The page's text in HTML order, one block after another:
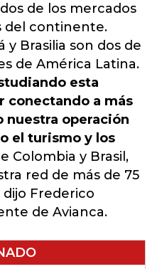
de los mercados
del continente.
y Brasilia son dos de
de América Latina.
esta
conectando a más
operación
el turismo y los
Colombia y Brasil,
red de más de 75
dijo Frederico
de Avianca.